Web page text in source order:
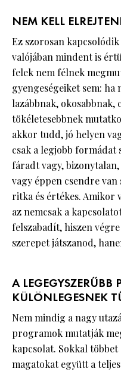
NEM KELL
Ez szorosan
valójában mindent is
felek nem félnek
gyengeségeiket sem: ha
lazábbnak, okosabbnak,
tökéletesebbnek
akkor tudd, jó helyen
csak a legjobb formádat
fáradt vagy,
vagy éppen csendre van
ritka és értékes. Amikor
az nemcsak a
felszabadít, hiszen
szerepet játszanod,
A LEGEGYSZERŰBB
KÜLÖNLEGESNEK
Nem mindig a nagy
programok mutatják
kapcsolat. Sokkal
magatokat együtt a